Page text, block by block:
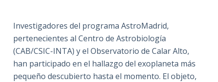
oInvestigadores del programa AstroMadrid,
pertenecientes al Centro de Astrobiología
(CAB/CSIC-INTA) y el Observatorio de Calar Alto,
han participado en el hallazgo del exoplaneta más
pequeño descubierto hasta el momento. El objeto,